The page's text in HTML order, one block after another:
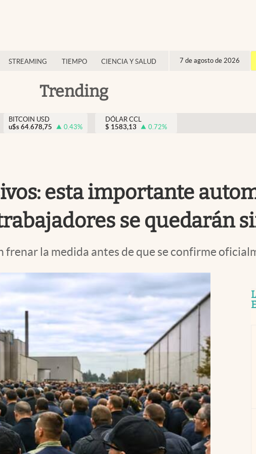
STREAMING TIEMPO CIENCIA Y SALUD 7 de agosto de 2026
Trending
BITCOIN USD
u$s 64.678,75 0.43%
DÓLAR CCL
$ 1583,13 0.72%
esta importante
se quedarán
la medida antes de que se confirme